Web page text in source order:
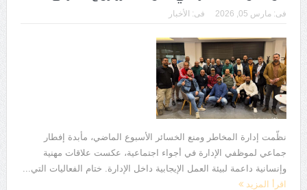
فى: مارس 05, 2026 فى: الأخبار
نظّمت إدارة المخاطر ومنع الخسائر الأسبوع الماضي، مأبدة إفطار
جماعي لموظفي الإدارة في أجواء اجتماعية، عكست علاقات مهنية
وإنسانية داعمة لبيئة العمل الإيجابية داخل الإدارة. ختام الفعاليات التي...
اقرأ المزيد